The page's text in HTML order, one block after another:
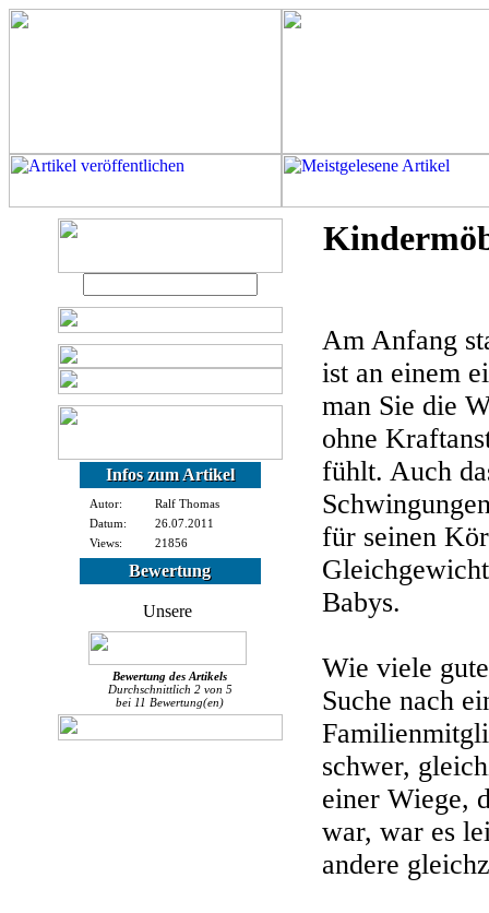
Infos zum Artikel
Autor:
Ralf Thomas
Datum:
26.07.2011
Views:
21856
Bewertung
Bewertung des Artikels
Durchschnittlich 2von 5
bei 11 Bewertung(en)
Am Anfang
ist an einem
man Sie die
ohne
fühlt. Auch
für seinen
Babys.
Wie viele
Suche nach
schwer,
einer Wiege,
war, war es
andere